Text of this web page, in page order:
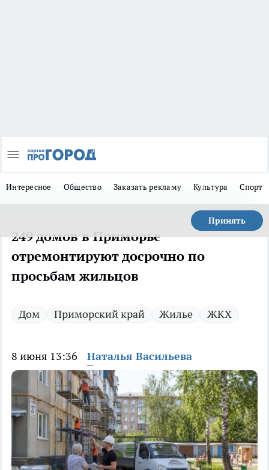
Интересное Общество Заказать рекламу Культура Спорт
Принять
249 домов в Приморье
отремонтируют досрочно по
просьбам жильцов
Дом Приморский край Жилье ЖКХ
8 июня 13:36 Наталья Васильева